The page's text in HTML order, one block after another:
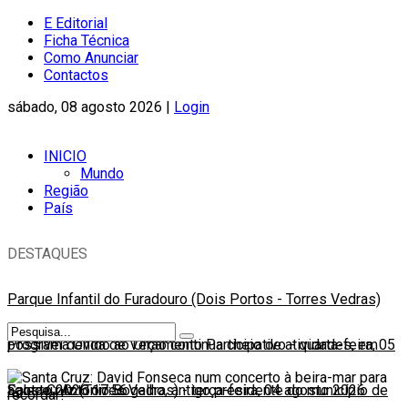
E Editorial
Ficha Técnica
Como Anunciar
Contactos
sábado, 08 agosto 2026 | Login
INICIO
Mundo
Região
País
DESTAQUES
Parque Infantil do Furadouro (Dois Portos - Torres Vedras)
possível devido ao Orçamento Participativo-quarta-feira, 05
agosto 2026 17:56
Programa Onda de Verão continua cheio de atividades, em
Santa Cruz (Torres Vedras)-terça-feira, 04 agosto 2026
Faleceu António Bogalho, antigo presidente do município de